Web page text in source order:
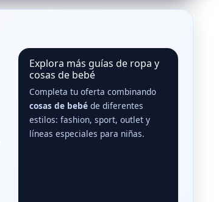
Explora más guías de ropa y
cosas de bebé
Completa tu oferta combinando
cosas de bebéde diferentes
estilos: fashion, sport, outlet y
líneas especiales para niñas.